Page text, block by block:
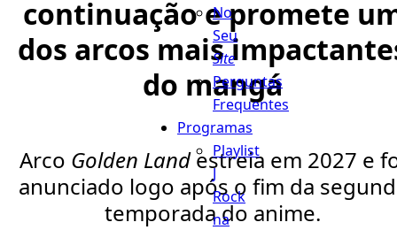
No
Seu
Site
Perguntas
Frequentes
Programas
Playlist
J
Rock
na
continuação e promete
dos arcos mais
do mangá
Arco Golden Landestreia em 2027 e
anunciado logo após o fim da
temporada do anime.